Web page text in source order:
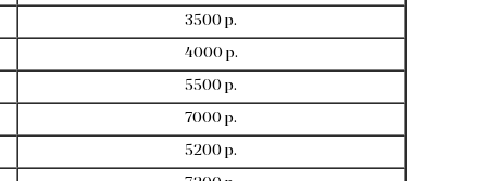
3500 р.
4000 р.
5500 р.
7000 р.
5200 р.